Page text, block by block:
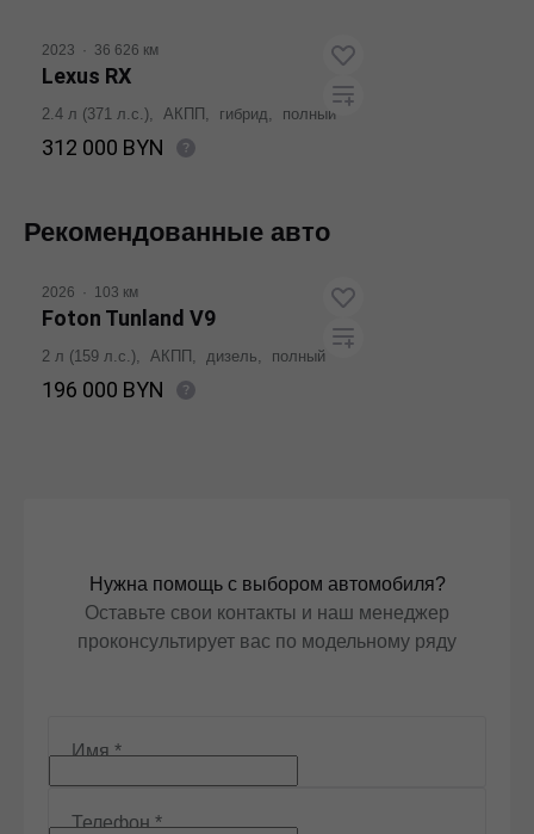
2023 · 36 626 км
Lexus RX
2.4 л (371 л.с.), АКПП, гибрид, полный
312 000 BYN
Рекомендованные авто
2026 · 103 км
Foton Tunland V9
2 л (159 л.с.), АКПП, дизель, полный
196 000 BYN
Нужна помощь с выбором автомобиля?
Оставьте свои контакты и наш менеджер
проконсультирует вас по модельному ряду
Имя*
Телефон*